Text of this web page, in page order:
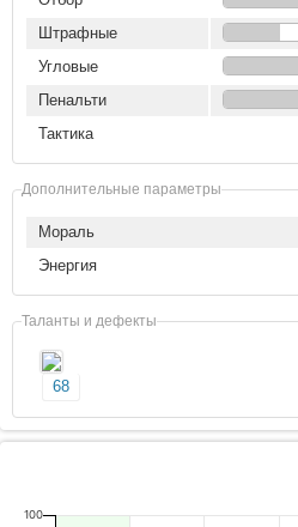
Штрафные
Угловые
Пенальти
Тактика
Дополнительные параметры
Мораль
Энергия
Таланты и дефекты
68
100